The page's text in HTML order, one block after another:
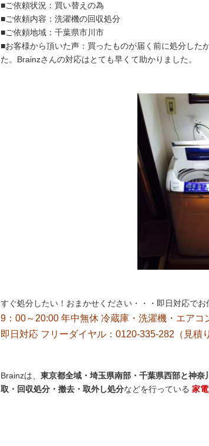
■ご依頼状況：買い替えの為
■ご依頼内容：洗濯機の回収処分
■ご依頼地域：千葉県市川市
■お客様から頂いた声：買ったものが届く前に処分した
た。Brainzさんの対応はとても早くて助かりました。
すぐ処分したい！おまかせください・・・即日対応でお
9：00～20:00 年中無休 冷蔵庫・洗濯機・エア
即日対応 フリーダイヤル：0120-335-282（見積
Brainzは、 東京都全域・埼玉県南部・千葉県西部と神
取・回収処分・撤去・取外し処分などを行っている 家